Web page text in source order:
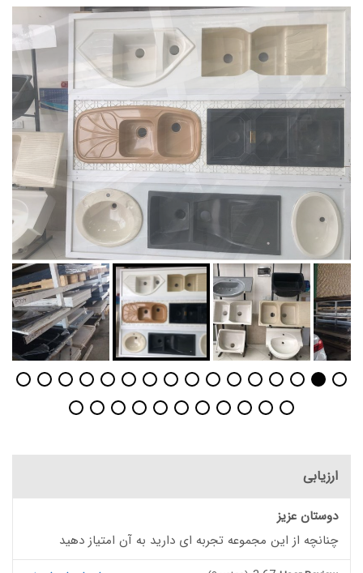
ارزیابی
دوستان عزیز
چنانچه از این مجموعه تجربه ای دارید به آن امتیاز دهید